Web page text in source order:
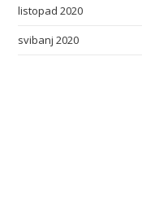
listopad 2020
svibanj 2020